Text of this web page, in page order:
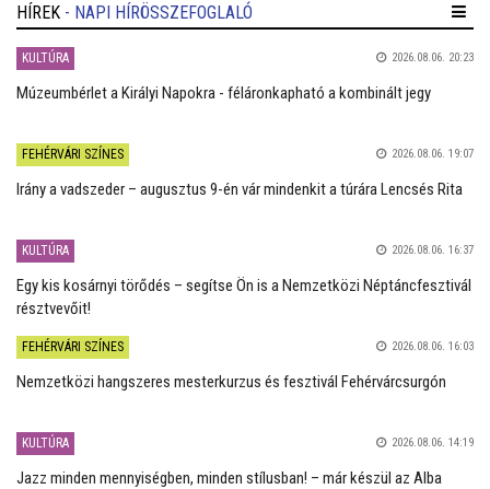
HÍREK - NAPI HÍRÖSSZEFOGLALÓ
KULTÚRA 2026.08.06. 20:23
Múzeumbérlet a Királyi Napokra - féláronkapható a kombinált jegy
FEHÉRVÁRI SZÍNES 2026.08.06. 19:07
Irány a vadszeder – augusztus 9-én vár mindenkit a túrára Lencsés Rita
KULTÚRA 2026.08.06. 16:37
Egy kis kosárnyi törődés – segítse Ön is a Nemzetközi Néptáncfesztivál
résztvevőit!
FEHÉRVÁRI SZÍNES 2026.08.06. 16:03
Nemzetközi hangszeres mesterkurzus és fesztivál Fehérvárcsurgón
KULTÚRA 2026.08.06. 14:19
Jazz minden mennyiségben, minden stílusban! – már készül az Alba